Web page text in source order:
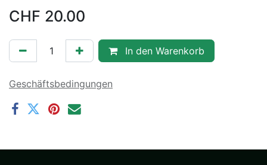
CHF 20.00
In den Warenkorb
Geschäftsbedingungen